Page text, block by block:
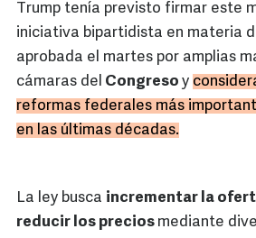
Trump tenía previsto firmar este
iniciativa bipartidista en materia
aprobada el martes por amplias
cámaras del Congreso y
reformas federales más
en las últimas décadas.
La ley busca incrementar la
reducir los precios mediante